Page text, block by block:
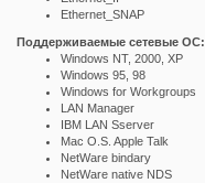
Ethernet_SNAP
Поддерживаемые сетевые ОС:
Windows NT, 2000, XP
Windows 95, 98
Windows for Workgroups
LAN Manager
IBM LAN Sserver
Mac O.S. Apple Talk
NetWare bindary
NetWare native NDS